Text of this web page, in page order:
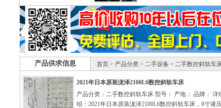
，导轨755的。
产品供求信息 首页 > 产品分类 > 二手设备 > 二手数控斜轨车
2021年日本原装泷泽2100L6数控斜轨车床
产品分类：二手数控斜轨车床 型号： 产地： 品牌： 详
绍：2021年日本原装泷泽2100L6数控斜轨车床，8寸液